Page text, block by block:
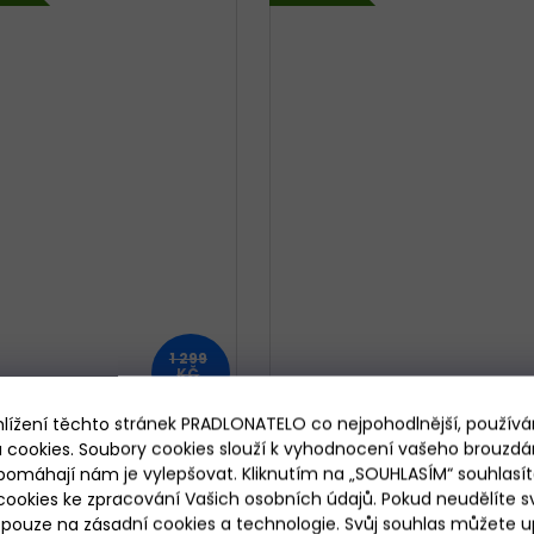
těchto stránek PRADLONATELO co nejpohodlnější,
Soubory cookies slouží k vyhodnocení vašeho
nám je vylepšovat. Kliknutím na „SOUHLASÍM“
ke zpracování Vašich osobních údajů. Pokud neudělíte
na zásadní cookies a technologie. Svůj souhlas můžete
1 299
KČ
polo tričko Under
Armour Tech Polo
Do 3 dnů
Pánské polo tričko Under
Armour Tech Polo
Do 3 dnů